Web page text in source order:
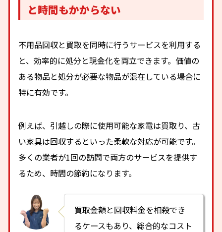
と時間もかからない
不用品回収と買取を同時に行うサービスを利用する
と、効率的に処分と現金化を両立できます。価値の
ある物品と処分が必要な物品が混在している場合に
特に有効です。
例えば、引越しの際に使用可能な家電は買取り、古
い家具は回収するといった柔軟な対応が可能です。
多くの業者が1回の訪問で両方のサービスを提供す
るため、時間の節約になります。
買取金額と回収料金を相殺でき
るケースもあり、総合的なコスト